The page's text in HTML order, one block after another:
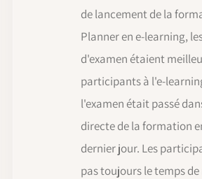
de lancement de la
Planner en e-learning,
d'examen étaient
participants à l'e-
l'examen était passé
directe de la formation
dernier jour. Les
pas toujours le temps